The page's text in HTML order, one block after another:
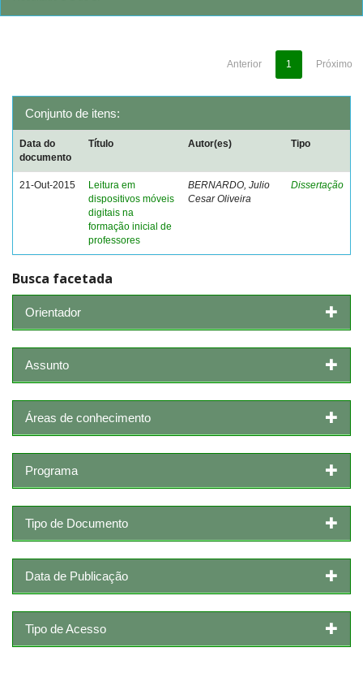
Anterior 1 Próximo
Conjunto de itens:
Data do
documento
Título Autor(es) Tipo
21-Out-2015
Leitura em
dispositivos móveis
digitais na
formação inicial de
professores
BERNARDO, Julio
Cesar Oliveira
Dissertação
Busca facetada
Orientador
Assunto
Áreas de conhecimento
Programa
Tipo de Documento
Data de Publicação
Tipo de Acesso